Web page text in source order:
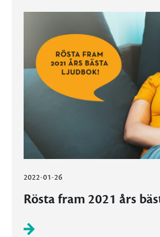
2022-01-26
Rösta fram 2021 års